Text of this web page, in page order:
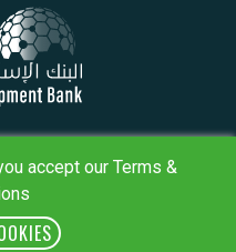
accept our Terms &